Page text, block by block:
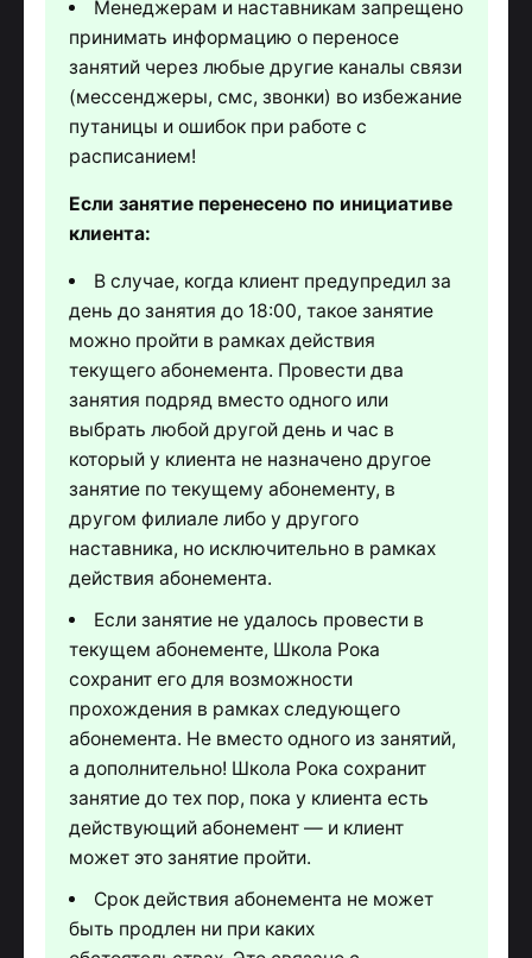
Менеджерам и наставникам запрещено
принимать информацию о переносе
занятий через любые другие каналы связи
(мессенджеры, смс, звонки) во избежание
путаницы и ошибок при работе с
расписанием!
Если занятие перенесено по инициативе
клиента:
В случае, когда клиент предупредил за
день до занятия до 18:00, такое занятие
можно пройти в рамках действия
текущего абонемента. Провести два
занятия подряд вместо одного или
выбрать любой другой день и час в
который у клиента не назначено другое
занятие по текущему абонементу, в
другом филиале либо у другого
наставника, но исключительно в рамках
действия абонемента.
Если занятие не удалось провести в
текущем абонементе, Школа Рока
сохранит его для возможности
прохождения в рамках следующего
абонемента. Не вместо одного из занятий,
а дополнительно! Школа Рока сохранит
занятие до тех пор, пока у клиента есть
действующий абонемент — и клиент
может это занятие пройти.
Срок действия абонемента не может
быть продлен ни при каких